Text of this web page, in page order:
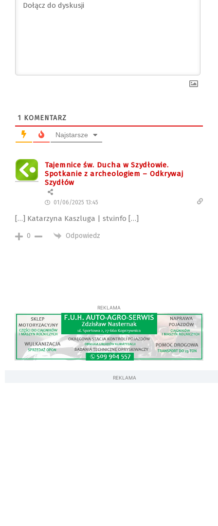
1 KOMENTARZ
Najstarsze
Tajemnice św. Ducha w Szydłowie.
Spotkanie z archeologiem – Odkrywaj
Szydłów
01/06/2025 13:45
[…] Katarzyna Kaszluga | stv.info […]
0 Odpowiedz
REKLAMA
REKLAMA